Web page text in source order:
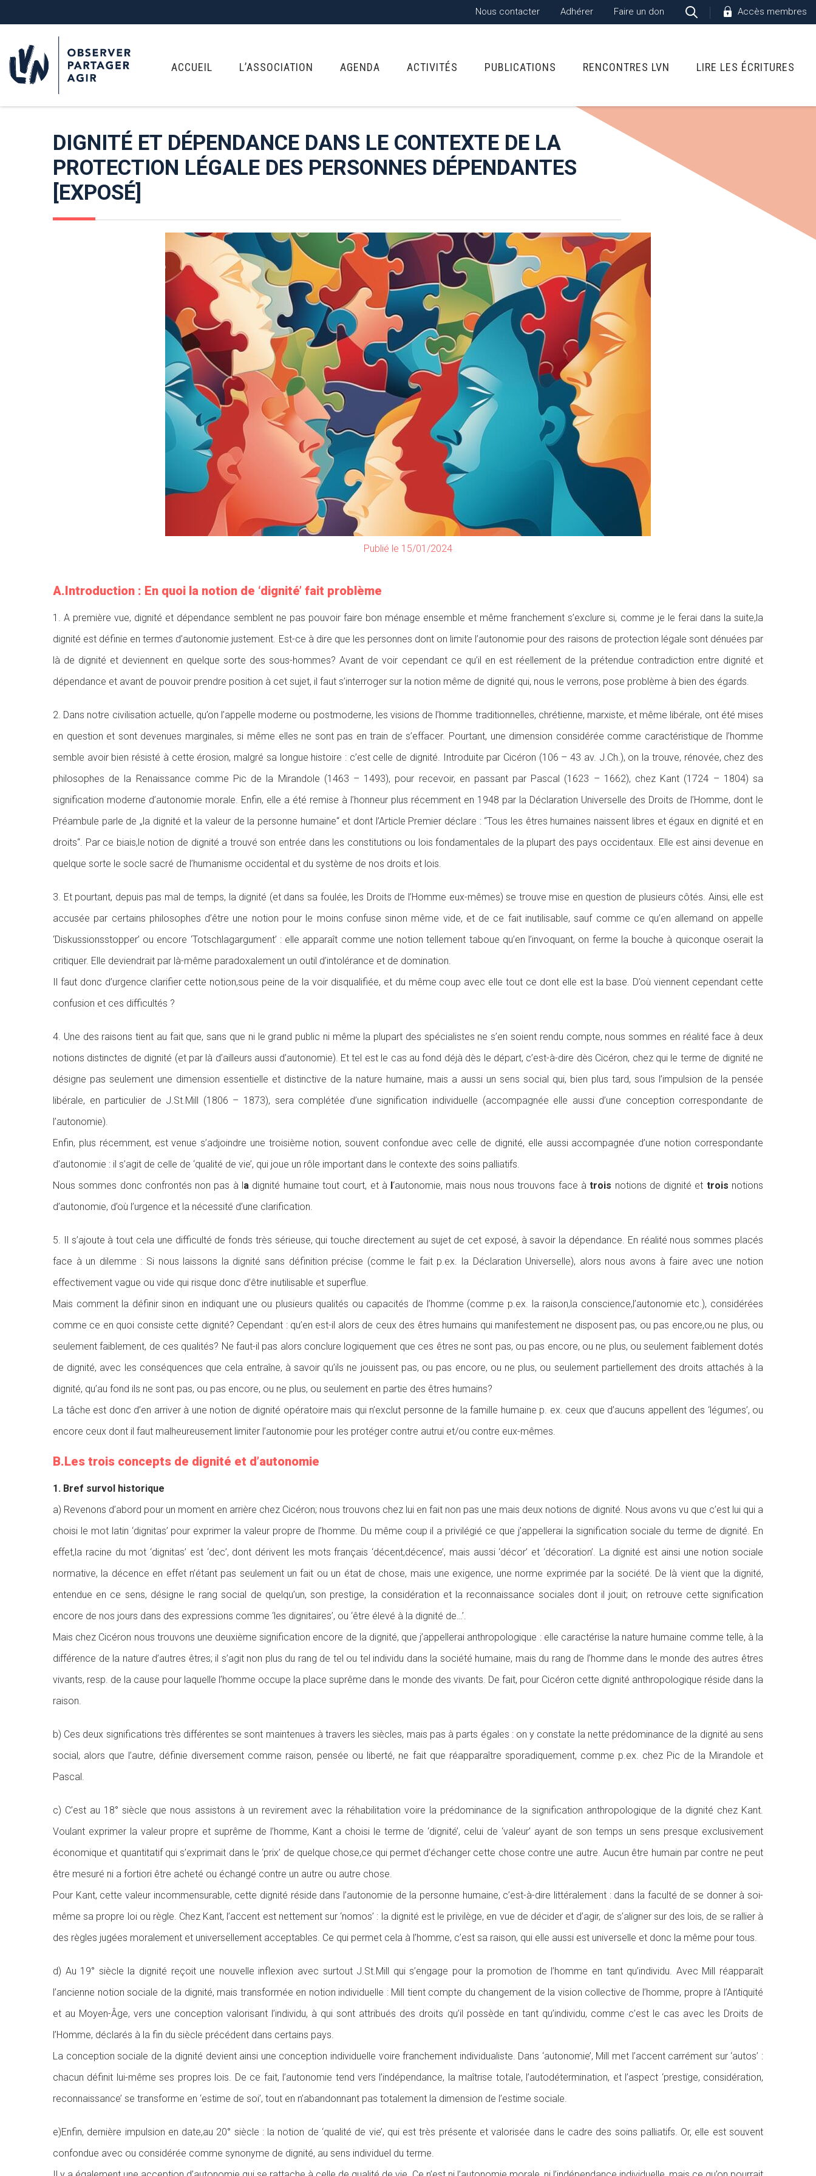
Nous contacter Adhérer Faire un don Accès membres
ACCUEIL L’ASSOCIATION AGENDA ACTIVITÉS PUBLICATIONS RENCONTRES LVN LIRE LES ÉCRITURES
DIGNITÉ ET DÉPENDANCE DANS LE CONTEXTE DE LA
PROTECTION LÉGALE DES PERSONNES DÉPENDANTES
[EXPOSÉ]
Publié le 15/01/2024
A.Introduction : En quoi la notion de ‘dignité’ fait problème
1. A première vue, dignité et dépendance semblent ne pas pouvoir faire bon ménage ensemble et même franchement s’exclure si, comme je le ferai dans la suite,la
dignité est définie en termes d’autonomie justement. Est-ce à dire que les personnes dont on limite l’autonomie pour des raisons de protection légale sont dénuées par
là de dignité et deviennent en quelque sorte des sous-hommes? Avant de voir cependant ce qu’il en est réellement de la prétendue contradiction entre dignité et
dépendance et avant de pouvoir prendre position à cet sujet, il faut s’interroger sur la notion même de dignité qui, nous le verrons, pose problème à bien des égards.
2. Dans notre civilisation actuelle, qu’on l’appelle moderne ou postmoderne, les visions de l’homme traditionnelles, chrétienne, marxiste, et même libérale, ont été mises
en question et sont devenues marginales, si même elles ne sont pas en train de s’effacer. Pourtant, une dimension considérée comme caractéristique de l’homme
semble avoir bien résisté à cette érosion, malgré sa longue histoire : c’est celle de dignité. Introduite par Cicéron (106 – 43 av. J.Ch.), on la trouve, rénovée, chez des
philosophes de la Renaissance comme Pic de la Mirandole (1463 – 1493), pour recevoir, en passant par Pascal (1623 – 1662), chez Kant (1724 – 1804) sa
signification moderne d’autonomie morale. Enfin, elle a été remise à l’honneur plus récemment en 1948 par la Déclaration Universelle des Droits de l’Homme, dont le
Préambule parle de „la dignité et la valeur de la personne humaine“ et dont l’Article Premier déclare : “Tous les êtres humaines naissent libres et égaux en dignité et en
droits“. Par ce biais,le notion de dignité a trouvé son entrée dans les constitutions ou lois fondamentales de la plupart des pays occidentaux. Elle est ainsi devenue en
quelque sorte le socle sacré de l’humanisme occidental et du système de nos droits et lois.
3. Et pourtant, depuis pas mal de temps, la dignité (et dans sa foulée, les Droits de l’Homme eux-mêmes) se trouve mise en question de plusieurs côtés. Ainsi, elle est
accusée par certains philosophes d’être une notion pour le moins confuse sinon même vide, et de ce fait inutilisable, sauf comme ce qu’en allemand on appelle
‘Diskussionsstopper’ ou encore ‘Totschlagargument’ : elle apparaît comme une notion tellement taboue qu’en l’invoquant, on ferme la bouche à quiconque oserait la
critiquer. Elle deviendrait par là-même paradoxalement un outil d’intolérance et de domination.
Il faut donc d’urgence clarifier cette notion,sous peine de la voir disqualifiée, et du même coup avec elle tout ce dont elle est la base. D’où viennent cependant cette
confusion et ces difficultés ?
4. Une des raisons tient au fait que, sans que ni le grand public ni même la plupart des spécialistes ne s’en soient rendu compte, nous sommes en réalité face à deux
notions distinctes de dignité (et par là d’ailleurs aussi d’autonomie). Et tel est le cas au fond déjà dès le départ, c’est-à-dire dès Cicéron, chez qui le terme de dignité ne
désigne pas seulement une dimension essentielle et distinctive de la nature humaine, mais a aussi un sens social qui, bien plus tard, sous l’impulsion de la pensée
libérale, en particulier de J.St.Mill (1806 – 1873), sera complétée d’une signification individuelle (accompagnée elle aussi d’une conception correspondante de
l’autonomie).
Enfin, plus récemment, est venue s’adjoindre une troisième notion, souvent confondue avec celle de dignité, elle aussi accompagnée d’une notion correspondante
d’autonomie : il s’agit de celle de ‘qualité de vie’, qui joue un rôle important dans le contexte des soins palliatifs.
Nous sommes donc confrontés non pas à la dignité humaine tout court, et à l‘autonomie, mais nous nous trouvons face àtrois notions de dignité et trois notions
d’autonomie, d’où l’urgence et la nécessité d’une clarification.
5. Il s’ajoute à tout cela une difficulté de fonds très sérieuse, qui touche directement au sujet de cet exposé, à savoir la dépendance. En réalité nous sommes placés
face à un dilemme : Si nous laissons la dignité sans définition précise (comme le fait p.ex. la Déclaration Universelle), alors nous avons à faire avec une notion
effectivement vague ou vide qui risque donc d’être inutilisable et superflue.
Mais comment la définir sinon en indiquant une ou plusieurs qualités ou capacités de l’homme (comme p.ex. la raison,la conscience,l’autonomie etc.), considérées
comme ce en quoi consiste cette dignité? Cependant : qu’en est-il alors de ceux des êtres humains qui manifestement ne disposent pas, ou pas encore,ou ne plus, ou
seulement faiblement, de ces qualités? Ne faut-il pas alors conclure logiquement que ces êtres ne sont pas, ou pas encore, ou ne plus, ou seulement faiblement dotés
de dignité, avec les conséquences que cela entraîne, à savoir qu’ils ne jouissent pas, ou pas encore, ou ne plus, ou seulement partiellement des droits attachés à la
dignité, qu’au fond ils ne sont pas, ou pas encore, ou ne plus, ou seulement en partie des êtres humains?
La tâche est donc d’en arriver à une notion de dignité opératoire mais qui n’exclut personne de la famille humaine p. ex. ceux que d’aucuns appellent des ‘légumes’, ou
encore ceux dont il faut malheureusement limiter l’autonomie pour les protéger contre autrui et/ou contre eux-mêmes.
B.Les trois concepts de dignité et d’autonomie
1. Bref survol historique
a) Revenons d’abord pour un moment en arrière chez Cicéron; nous trouvons chez lui en fait non pas une mais deux notions de dignité. Nous avons vu que c’est lui qui a
choisi le mot latin ‘dignitas’ pour exprimer la valeur propre de l’homme. Du même coup il a privilégié ce que j’appellerai la signification sociale du terme de dignité. En
effet,la racine du mot ‘dignitas’ est ‘dec’, dont dérivent les mots français ‘décent,décence’, mais aussi ‘décor’ et ‘décoration’. La dignité est ainsi une notion sociale
normative, la décence en effet n’étant pas seulement un fait ou un état de chose, mais une exigence, une norme exprimée par la société. De là vient que la dignité,
entendue en ce sens, désigne le rang social de quelqu’un, son prestige, la considération et la reconnaissance sociales dont il jouit; on retrouve cette signification
encore de nos jours dans des expressions comme ‘les dignitaires’, ou ‘être élevé à la dignité de…’.
Mais chez Cicéron nous trouvons une deuxième signification encore de la dignité, que j’appellerai anthropologique : elle caractérise la nature humaine comme telle, à la
différence de la nature d’autres êtres; il s’agit non plus du rang de tel ou tel individu dans la société humaine, mais du rang de l’homme dans le monde des autres êtres
vivants, resp. de la cause pour laquelle l’homme occupe la place suprême dans le monde des vivants. De fait, pour Cicéron cette dignité anthropologique réside dans la
raison.
b) Ces deux significations très différentes se sont maintenues à travers les siècles, mais pas à parts égales : on y constate la nette prédominance de la dignité au sens
social, alors que l’autre, définie diversement comme raison, pensée ou liberté, ne fait que réapparaître sporadiquement, comme p.ex. chez Pic de la Mirandole et
Pascal.
c) C’est au 18° siècle que nous assistons à un revirement avec la réhabilitation voire la prédominance de la signification anthropologique de la dignité chez Kant.
Voulant exprimer la valeur propre et suprême de l’homme, Kant a choisi le terme de ‘dignité’, celui de ‘valeur’ ayant de son temps un sens presque exclusivement
économique et quantitatif qui s’exprimait dans le ‘prix’ de quelque chose,ce qui permet d’échanger cette chose contre une autre. Aucun être humain par contre ne peut
être mesuré ni a fortiori être acheté ou échangé contre un autre ou autre chose.
Pour Kant, cette valeur incommensurable, cette dignité réside dans l’autonomie de la personne humaine, c’est-à-dire littéralement : dans la faculté de se donner à soi-
même sa propre loi ou règle. Chez Kant, l’accent est nettement sur ‘nomos’ : la dignité est le privilège, en vue de décider et d’agir, de s’aligner sur des lois, de se rallier à
des règles jugées moralement et universellement acceptables. Ce qui permet cela à l’homme, c’est sa raison, qui elle aussi est universelle et donc la même pour tous.
d) Au 19° siècle la dignité reçoit une nouvelle inflexion avec surtout J.St.Mill qui s’engage pour la promotion de l’homme en tant qu’individu. Avec Mill réapparaît
l’ancienne notion sociale de la dignité, mais transformée en notion individuelle : Mill tient compte du changement de la vision collective de l’homme, propre à l’Antiquité
et au Moyen-Âge, vers une conception valorisant l’individu, à qui sont attribués des droits qu’il possède en tant qu’individu, comme c’est le cas avec les Droits de
l’Homme, déclarés à la fin du siècle précédent dans certains pays.
La conception sociale de la dignité devient ainsi une conception individuelle voire franchement individualiste. Dans ‘autonomie’, Mill met l’accent carrément sur ‘autos’ :
chacun définit lui-même ses propres lois. De ce fait, l’autonomie tend vers l’indépendance, la maîtrise totale, l’autodétermination, et l’aspect ‘prestige, considération,
reconnaissance’ se transforme en ‘estime de soi’, tout en n’abandonnant pas totalement la dimension de l’estime sociale.
e)Enfin, dernière impulsion en date,au 20° siècle : la notion de ‘qualité de vie’, qui est très présente et valorisée dans le cadre des soins palliatifs. Or, elle est souvent
confondue avec ou considérée comme synonyme de dignité, au sens individuel du terme.